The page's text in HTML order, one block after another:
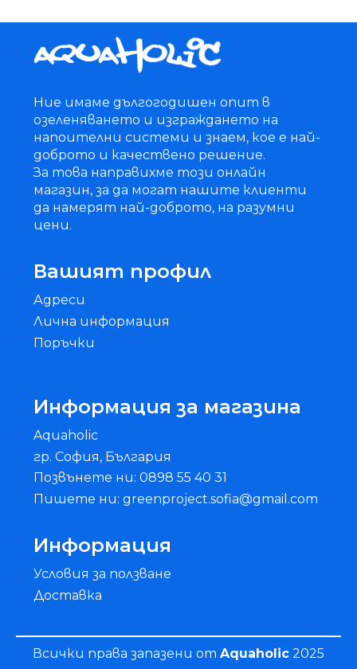
Ние имаме дългогодишен опит в
озеленяването и изграждането на
напоителни системи и знаем, кое е най-
доброто и качествено решение.
За това направихме този онлайн
магазин, за да могат нашите клиенти
да намерят най-доброто, на разумни
цени.
Вашият профил
Адреси
Лична информация
Поръчки
Информация за магазина
Aquaholic
гр. София, България
Позвънете ни: 0898 55 40 31
Пишете ни: greenproject.sofia@gmail.com
Информация
Условия за ползване
Доставка
Всички права запазени от Aquaholic 2025